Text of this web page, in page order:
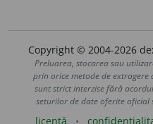
Copyright © 2004-2026
Preluarea, stocarea sau
prin orice metode de extragere
sunt strict interzise fără
seturilor de date oferite oficial
licență